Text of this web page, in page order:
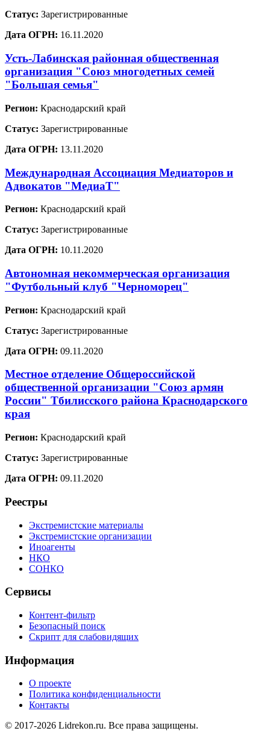
Статус: Зарегистрированные
Дата ОГРН: 16.11.2020
Усть-Лабинская районная общественная
организация "Союз многодетных семей
"Большая семья"
Регион: Краснодарский край
Статус: Зарегистрированные
Дата ОГРН: 13.11.2020
Международная Ассоциация Медиаторов и
Адвокатов "МедиаТ"
Регион: Краснодарский край
Статус: Зарегистрированные
Дата ОГРН: 10.11.2020
Автономная некоммерческая организация
"Футбольный клуб "Черноморец"
Регион: Краснодарский край
Статус: Зарегистрированные
Дата ОГРН: 09.11.2020
Местное отделение Общероссийской
общественной организации "Союз армян
России" Тбилисского района Краснодарского
края
Регион: Краснодарский край
Статус: Зарегистрированные
Дата ОГРН: 09.11.2020
Реестры
Экстремистские материалы
Экстремистские организации
Иноагенты
НКО
СОНКО
Сервисы
Контент-фильтр
Безопасный поиск
Скрипт для слабовидящих
Информация
О проекте
Политика конфиденциальности
Контакты
© 2017-2026 Lidrekon.ru. Все права защищены.